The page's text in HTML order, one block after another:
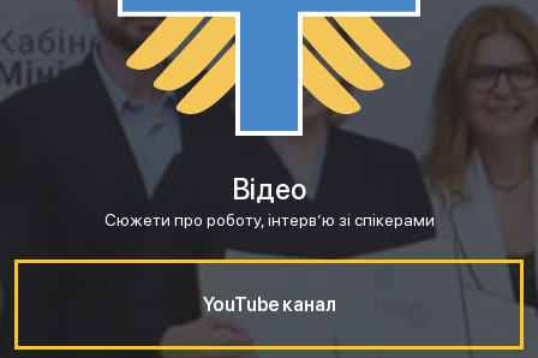
Відео
Сюжети про роботу, інтерв’ю зі спікерами
YouTube канал